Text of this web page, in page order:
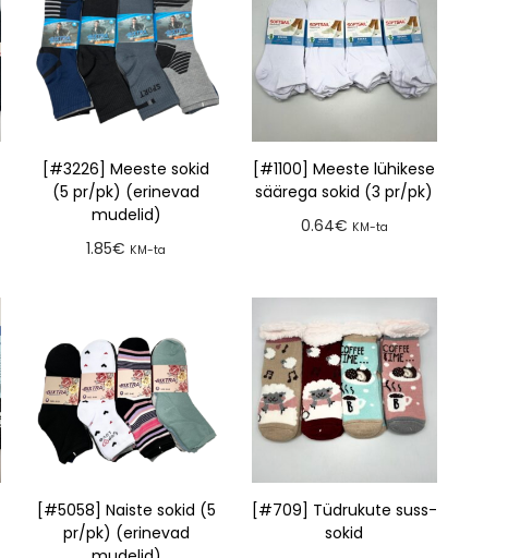
[#3226] Meeste sokid
(5 pr/pk) (erinevad
mudelid)
1.85€ KM-ta
[#1100] Meeste lühikese
säärega sokid (3 pr/pk)
0.64€ KM-ta
[#5058] Naiste sokid (5
pr/pk) (erinevad
[#709] Tüdrukute suss-
sokid